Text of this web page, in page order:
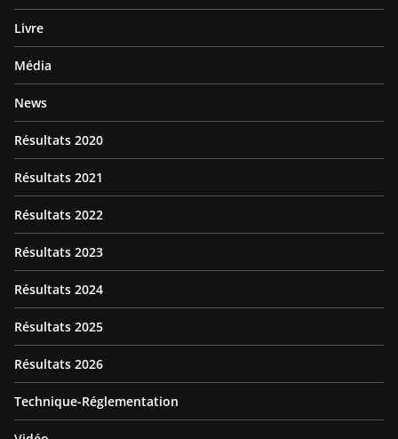
Livre
Média
News
Résultats 2020
Résultats 2021
Résultats 2022
Résultats 2023
Résultats 2024
Résultats 2025
Résultats 2026
Technique-Réglementation